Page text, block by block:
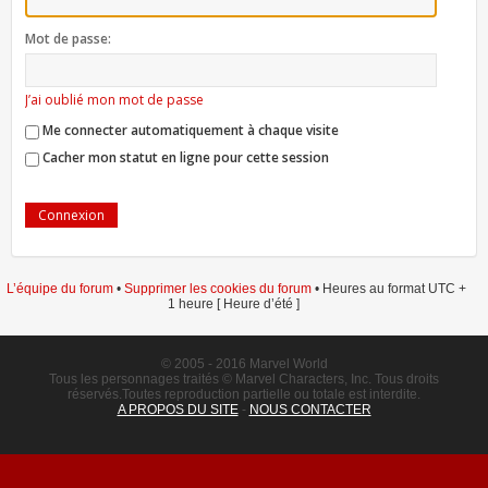
Mot de passe:
J’ai oublié mon mot de passe
Me connecter automatiquement à chaque visite
Cacher mon statut en ligne pour cette session
L’équipe du forum• Supprimer les cookies du forum• Heures au format UTC +
1 heure [ Heure d’été ]
© 2005 - 2016 Marvel World
Tous les personnages traités © Marvel Characters, Inc. Tous droits
réservés.Toutes reproduction partielle ou totale est interdite.
A PROPOS DU SITE- NOUS CONTACTER